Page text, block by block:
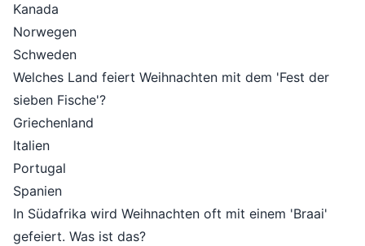
Kanada
Norwegen
Schweden
Welches Land feiert Weihnachten mit dem 'Fest der
sieben Fische'?
Griechenland
Italien
Portugal
Spanien
In Südafrika wird Weihnachten oft mit einem 'Braai'
gefeiert. Was ist das?